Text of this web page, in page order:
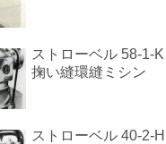
ストローベル 58-1-
掬い縫環縫ミシン
ストローベル 40-2-